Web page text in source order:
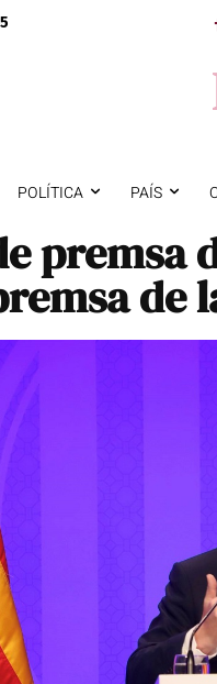
POLÍTICA PAÍS
premsa
de